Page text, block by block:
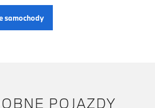
samochody
POJAZDY